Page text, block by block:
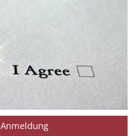
Anmeldung